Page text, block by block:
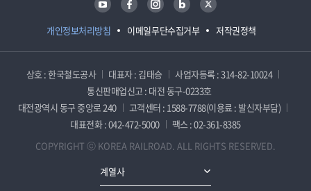
개인정보처리방침 이메일무단수집거부 저작권정책
상호 : 한국철도공사 대표자 : 김태승
사업자등록 : 314-82-10024
통신판매업신고 : 대전 동구-0233호
대전광역시 동구 중앙로 240
고객센터 : 1588-7788(이용료 : 발신자부담)
대표전화 : 042-472-5000
팩스 : 02-361-8385
COPYRIGHT ⓒ KOREA RAILROAD. ALL RIGHTS RESERVED.
계열사